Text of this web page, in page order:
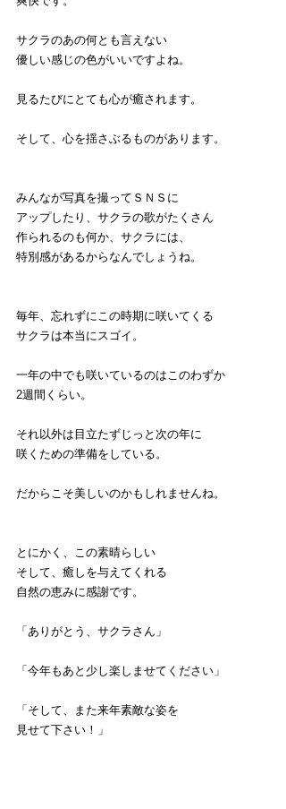
サクラのあの何とも言えない
優しい感じの色がいいですよね。
見るたびにとても心が癒されます。
そして、心を揺さぶるものがあります。
みんなが写真を撮ってＳＮＳに
アップしたり、サクラの歌がたくさん
作られるのも何か、サクラには、
特別感があるからなんでしょうね。
毎年、忘れずにこの時期に咲いてくる
サクラは本当にスゴイ。
一年の中でも咲いているのはこのわずか
2週間くらい。
それ以外は目立たずじっと次の年に
咲くための準備をしている。
だからこそ美しいのかもしれませんね。
とにかく、この素晴らしい
そして、癒しを与えてくれる
自然の恵みに感謝です。
「ありがとう、サクラさん」
「今年もあと少し楽しませてください」
「そして、また来年素敵な姿を
見せて下さい！」